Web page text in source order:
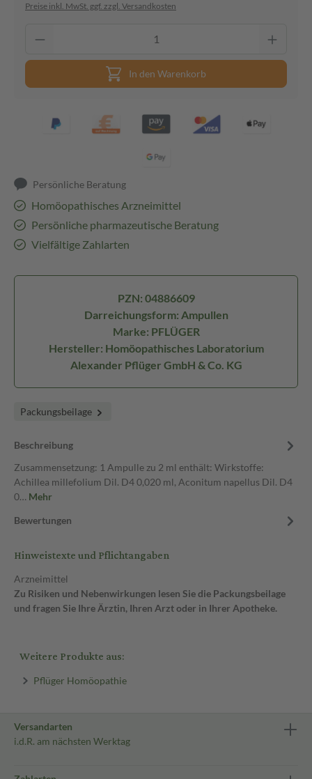
Preise inkl. MwSt. ggf. zzgl. Versandkosten
In den Warenkorb
Persönliche Beratung
Homöopathisches Arzneimittel
Persönliche pharmazeutische Beratung
Vielfältige Zahlarten
PZN: 04886609
Darreichungsform: Ampullen
Marke: PFLÜGER
Hersteller: Homöopathisches Laboratorium
Alexander Pflüger GmbH & Co. KG
Packungsbeilage
Beschreibung
Zusammensetzung: 1 Ampulle zu 2 ml enthält: Wirkstoffe:
Achillea millefolium Dil. D4 0,020 ml, Aconitum napellus Dil. D4
0… Mehr
Bewertungen
Hinweistexte und Pflichtangaben
Arzneimittel
Zu Risiken und Nebenwirkungen lesen Sie die Packungsbeilage
und fragen Sie Ihre Ärztin, Ihren Arzt oder in Ihrer Apotheke.
Weitere Produkte aus:
Pflüger Homöopathie
Versandarten
i.d.R. am nächsten Werktag